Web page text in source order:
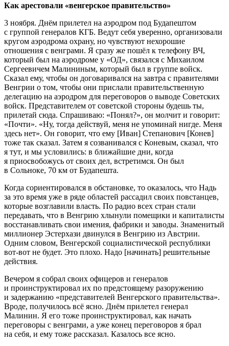
Как арестовали «венгерское правительство»
3 ноября. Днём прилетел на аэродром под Будапештом
с группой генералов КГБ. Ведут себя уверенно, организовали
кругом аэродрома охрану, но чувствуют нехорошие
отношения с венграми. Я сразу же пошёл к телефону ВЧ,
который был на аэродроме у «ОД», связался с Михаилом
Сергеевичем Малининым, который был в группе войск.
Сказал ему, чтобы он договаривался на завтра с правителями
Венгрии о том, чтобы они прислали правительственную
делегацию на аэродром для переговоров о выводе Советских
войск. Представителем от советской стороны будешь ты,
прилетай сюда. Спрашиваю: «Понял?», он молчит и говорит:
«Почти». «Ну, тогда действуй, меня не упоминай нигде. Меня
здесь нет». Он говорит, что ему [Иван] Степанович [Конев]
тоже так сказал. Затем я созванивался с Коневым, сказал, что
я тут, и мы условились: в ближайшие дни, когда
я приосвобожусь от своих дел, встретимся. Он был
в Сольноке, 70 км от Будапешта.
Когда сориентировался в обстановке, то оказалось, что Надь
за это время уже в ряде областей рассадил своих повстанцев,
которые возглавили власть. По радио всех стран стали
передавать, что в Венгрию хлынули помещики и капиталисты
восстанавливать свои имения, фабрики и заводы. Знаменитый
миллионер Эстерхази двинулся в Венгрию из Австрии.
Одним словом, Венгерской социалистической республики
вот-вот не будет. Это плохо. Надо [начинать] решительные
действия.
Вечером я собрал своих офицеров и генералов
и проинструктировал их по предстоящему разоружению
и задержанию «представителей Венгерского правительства».
Вроде, получилось всё ясно. Днём прилетел генерал
Малинин. Я его тоже проинструктировал, как начать
переговоры с венграми, а уже конец переговоров я брал
на себя, и ему тоже рассказал. Казалось все ясно.